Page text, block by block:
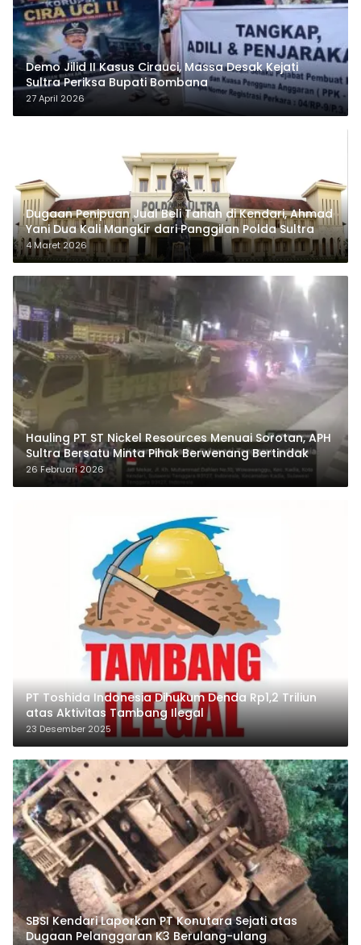
Demo Jilid II Kasus Cirauci, Massa Desak Kejati
Sultra Periksa Bupati Bombana
27 April 2026
Dugaan Penipuan Jual Beli Tanah di Kendari, Ahmad
Yani Dua Kali Mangkir dari Panggilan Polda Sultra
4 Maret 2026
Hauling PT ST Nickel Resources Menuai Sorotan, APH
Sultra Bersatu Minta Pihak Berwenang Bertindak
26 Februari 2026
PT Toshida Indonesia Dihukum Denda Rp1,2 Triliun
atas Aktivitas Tambang Ilegal
23 Desember 2025
SBSI Kendari Laporkan PT Konutara Sejati atas
Dugaan Pelanggaran K3 Berulang-ulang